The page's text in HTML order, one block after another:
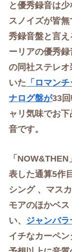
と優秀録音は
スノイズが皆
秀録音盤と言
ーリアの優秀録
の同社ステレ
いた 「ロマン
ナログ盤が33
ャリ気味でお
音です。
「NOW&THEN
表した通算5作
シング 、マス
モアのほかベ
い、 ジャンバラ
イチなカーペ